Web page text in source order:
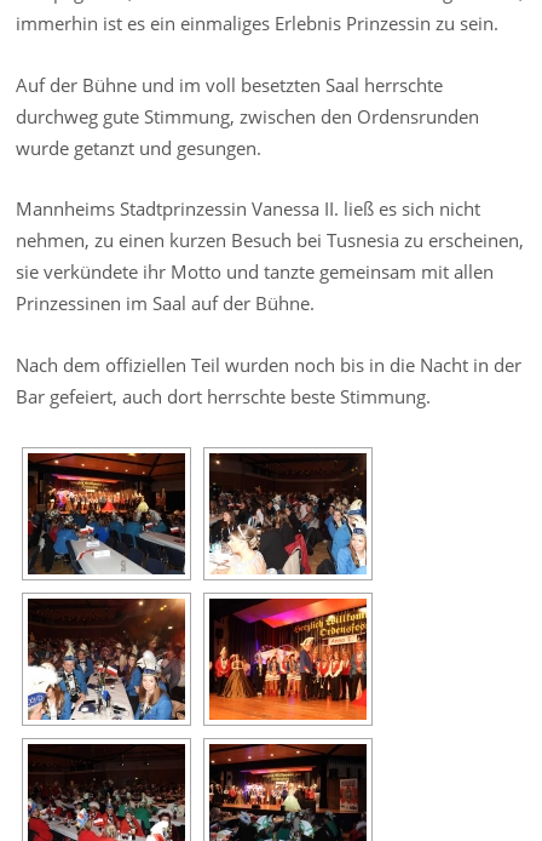
immerhin ist es ein einmaliges Erlebnis Prinzessin zu sein.
Auf der Bühne und im voll besetzten Saal herrschte
durchweg gute Stimmung, zwischen den Ordensrunden
wurde getanzt und gesungen.
Mannheims Stadtprinzessin Vanessa II. ließ es sich nicht
nehmen, zu einen kurzen Besuch bei Tusnesia zu erscheinen,
sie verkündete ihr Motto und tanzte gemeinsam mit allen
Prinzessinen im Saal auf der Bühne.
Nach dem offiziellen Teil wurden noch bis in die Nacht in der
Bar gefeiert, auch dort herrschte beste Stimmung.